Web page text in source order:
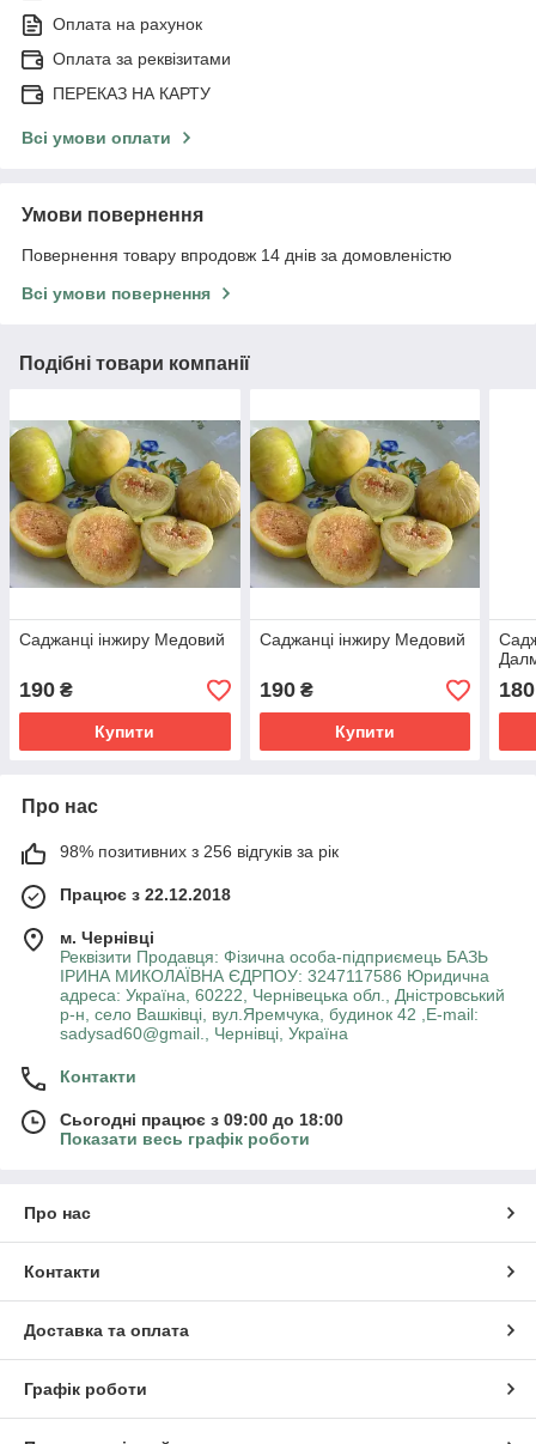
Оплата на рахунок
Оплата за реквізитами
ПЕРЕКАЗ НА КАРТУ
Всі умови оплати
Умови повернення
Повернення товару впродовж 14 днів за домовленістю
Всі умови повернення
Подібні товари компанії
Саджанці інжиру Медовий
190 ₴
Купити
Саджанці інжиру Медовий
190₴
Купити
180
Про нас
98% позитивних з 256 відгуків за рік
Працює з 22.12.2018
м. Чернівці
Реквізити Продавця: Фізична особа-підприємець БАЗЬ
ІРИНА МИКОЛАЇВНА ЄДРПОУ: 3247117586 Юридична
адреса: Україна, 60222, Чернівецька обл., Дністровський
р-н, село Вашківці, вул.Яремчука, будинок 42 ,E-mail:
sadysad60@gmail., Чернівці, Україна
Контакти
Сьогодні працює з 09:00 до 18:00
Показати весь графік роботи
Про нас
Контакти
Доставка та оплата
Графік роботи